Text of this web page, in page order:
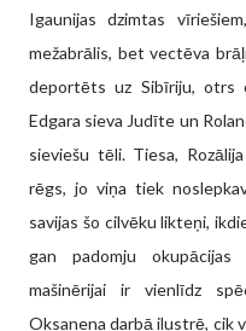
Igaunijas dzimtas
mežabrālis, bet vectēva
deportēts uz Sibīriju, otrs
Edgara sieva Judīte un
sieviešu tēli. Tiesa,
rēgs, jo viņa tiek
savijas šo cilvēku likteņi,
gan padomju
mašinērijai ir vienlīdz
Oksanena darbā ilustrē, cik